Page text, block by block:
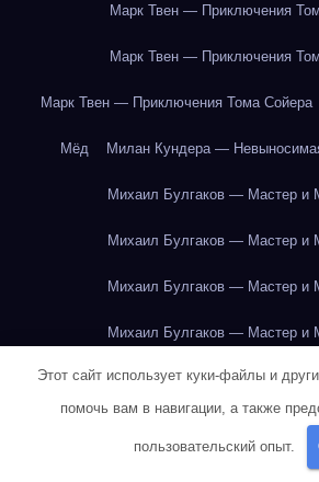
Марк Твен — Приключения
Марк Твен — Приключения
Марк Твен — Приключения Тома Сойера
Мёд Милан Кундера —
Михаил Булгаков — Мастер и
Михаил Булгаков — Мастер и
Михаил Булгаков — Мастер и
Михаил Булгаков — Мастер и
Михаил Булгаков — Мастер и
Михаил Булгаков — Мастер и
Михаил Булгаков — Мастер и
Этот сайт использует куки-файлы и
помочь вам в навигации, а также
пользовательский опыт.